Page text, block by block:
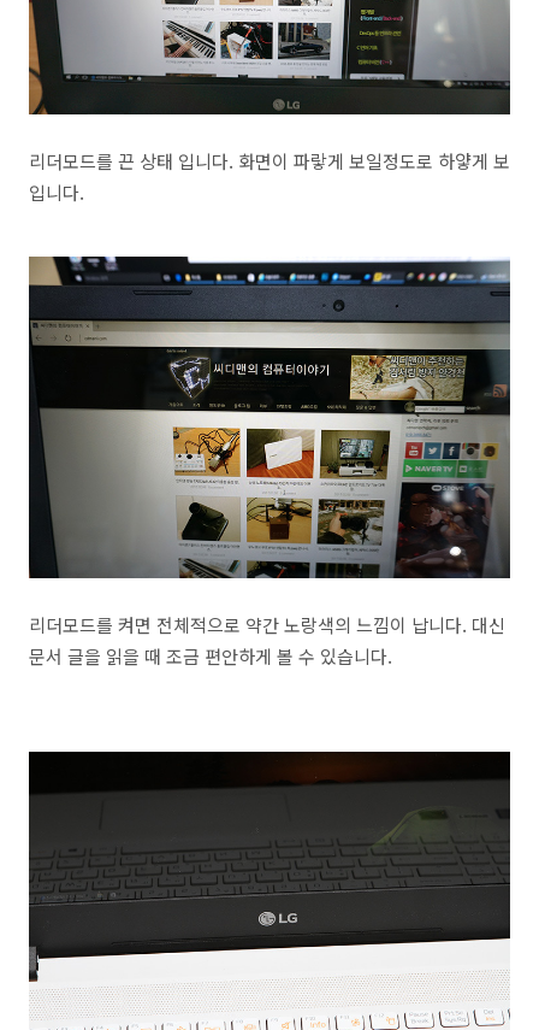
리더모드를 끈 상태 입니다. 화면이 파랗게 보일정도로 하얗게 보
입니다.
리더모드를 켜면 전체적으로 약간 노랑색의 느낌이 납니다. 대신
문서 글을 읽을 때 조금 편안하게 볼 수 있습니다.